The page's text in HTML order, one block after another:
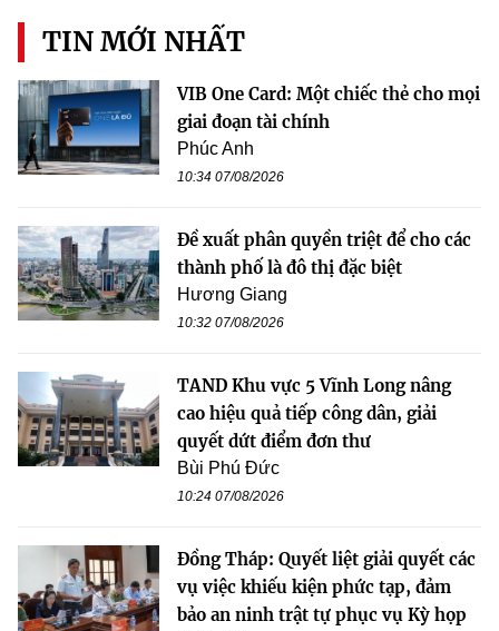
TIN MỚI NHẤT
VIB One Card: Một chiếc thẻ cho mọi
giai đoạn tài chính
Phúc Anh
10:34 07/08/2026
Đề xuất phân quyền triệt để cho các
thành phố là đô thị đặc biệt
Hương Giang
10:32 07/08/2026
TAND Khu vực 5 Vĩnh Long nâng
cao hiệu quả tiếp công dân, giải
quyết dứt điểm đơn thư
Bùi Phú Đức
10:24 07/08/2026
Đồng Tháp: Quyết liệt giải quyết các
vụ việc khiếu kiện phức tạp, đảm
bảo an ninh trật tự phục vụ Kỳ họp